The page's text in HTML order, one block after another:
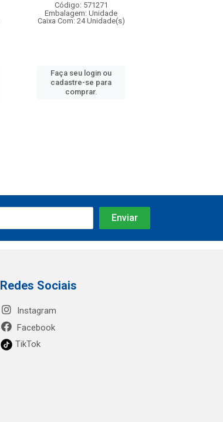
Código: 571271
Embalagem: Unidade
Caixa Com: 24 Unidade(s)
Faça seu login ou
cadastre-se para
comprar.
Redes Sociais
Instagram
Facebook
TikTok